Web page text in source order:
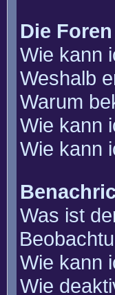
Die
Wie kann
Weshalb
Warum
Wie kann
Wie kann
Was ist
Wie kann
Wie